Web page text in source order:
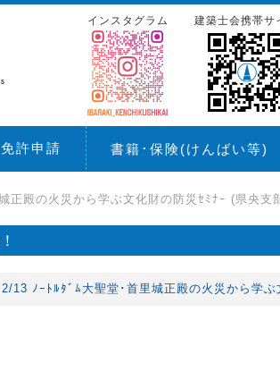
建築士会携帯サ
インスタグラム
許申請 書籍･保険(けんばい等)
正殿の火災から学ぶ文化財の防災ｾﾐﾅｰ (県央支
2/13 ﾉｰﾄﾙﾀﾞﾑ大聖堂･首里城正殿の火災から学